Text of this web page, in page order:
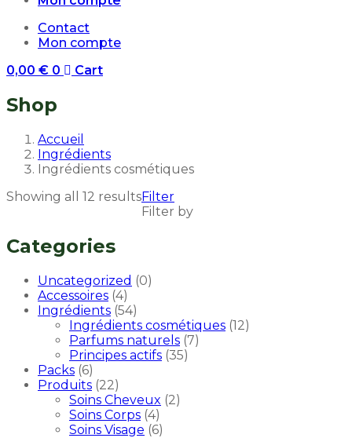
Contact
Mon compte
0,00 € 0 Cart
Shop
Accueil
Ingrédients
Ingrédients cosmétiques
Showing all 12 resultsFilter
Filter by
Categories
Uncategorized 00
Accessoires 44
produits
Ingrédients 5454
produits
Ingrédients cosmétiques 1212
Parfums naturels 77
Principes actifs 3535
Packs 66
produits
Produits 2222
produits
Soins Cheveux 22
Soins Corps 44
produits
Soins Visage 66